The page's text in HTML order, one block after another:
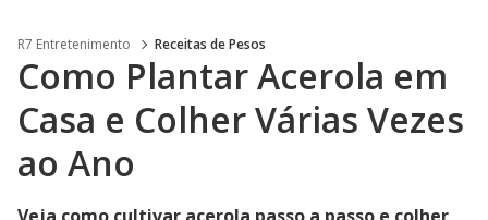
R7 Entretenimento Receitas de Pesos
Como Plantar Acerola em
Casa e Colher Várias Vezes
ao Ano